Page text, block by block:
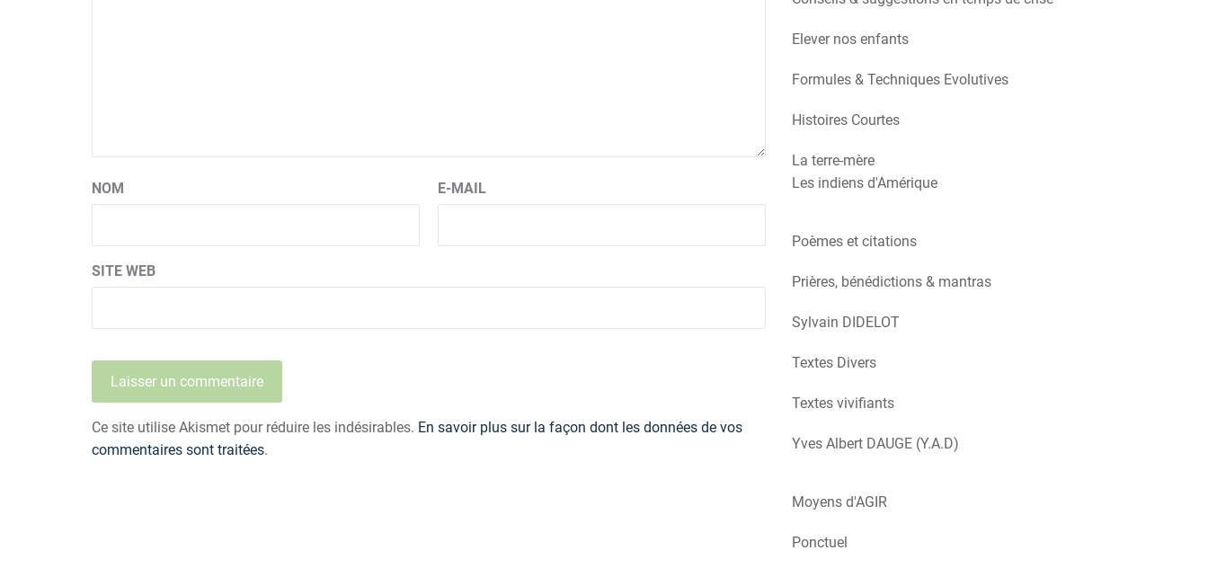
NOM E-MAIL
SITE WEB
Ce site utilise Akismet pour réduire les indésirables. En savoir plus sur la façon dont les données de vos
commentaires sont traitées.
Elever nos enfants
Formules & Techniques Evolutives
Histoires Courtes
La terre-mère
Les indiens d'Amérique
Poèmes et citations
Prières, bénédictions & mantras
Sylvain DIDELOT
Textes Divers
Textes vivifiants
Yves Albert DAUGE (Y.A.D)
Moyens d'AGIR
Ponctuel